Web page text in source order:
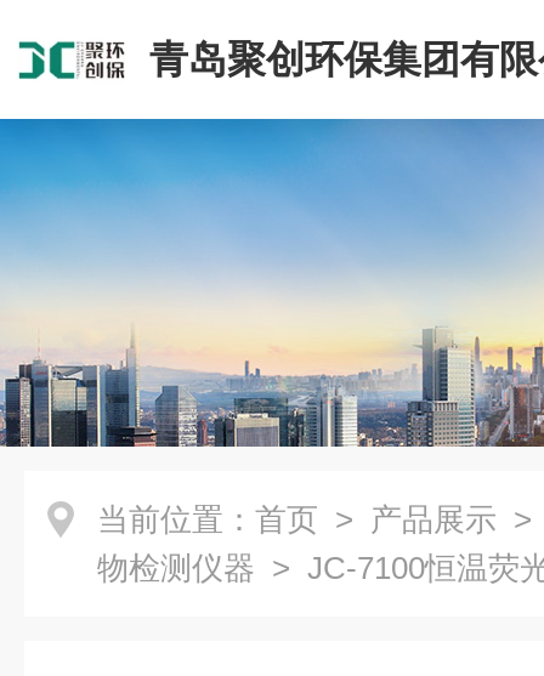
青岛聚创环保集团有
当前位置： 首页 > 产品展示
物检测仪器 > JC-7100恒温荧